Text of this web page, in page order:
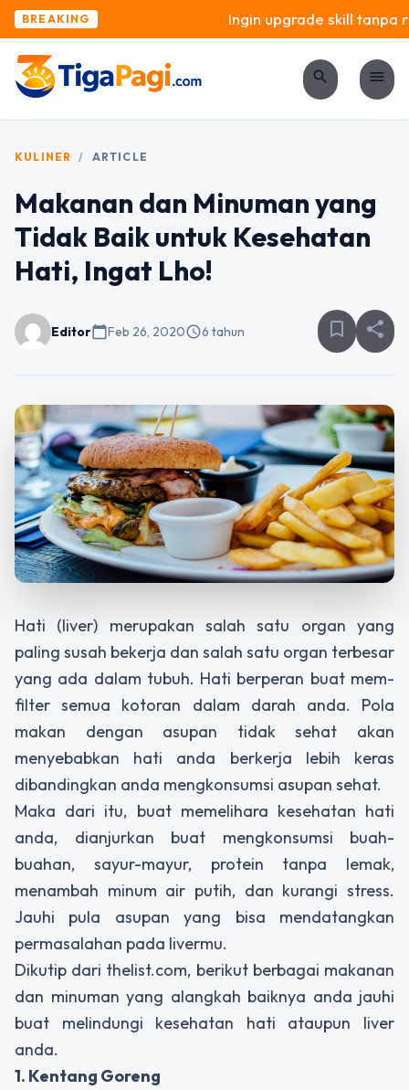
BREAKING Ingin upgrade skill tanpa
search menu
KULINER / ARTICLE
Makanan dan Minuman yang
Tidak Baik untuk Kesehatan
Hati, Ingat Lho!
Editorcalendar_todayFeb 26, 2020schedule6 tahun bookmark_border share
Hati (liver) merupakan salah satu organ yang
paling susah bekerja dan salah satu organ terbesar
yang ada dalam tubuh. Hati berperan buat mem-
filter semua kotoran dalam darah anda. Pola
makan dengan asupan tidak sehat akan
menyebabkan hati anda berkerja lebih keras
dibandingkan anda mengkonsumsi asupan sehat.
Maka dari itu, buat memelihara kesehatan hati
anda, dianjurkan buat mengkonsumsi buah-
buahan, sayur-mayur, protein tanpa lemak,
menambah minum air putih, dan kurangi stress.
Jauhi pula asupan yang bisa mendatangkan
permasalahan pada livermu.
Dikutip dari thelist.com, berikut berbagai makanan
dan minuman yang alangkah baiknya anda jauhi
buat melindungi kesehatan hati ataupun liver
anda.
1. Kentang Goreng